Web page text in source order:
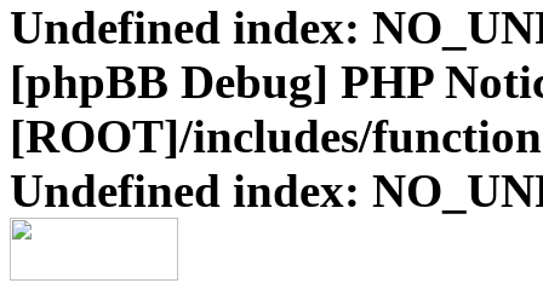
Undefined index:
[phpBB Debug] PHP
[ROOT]/includes/
Undefined index: